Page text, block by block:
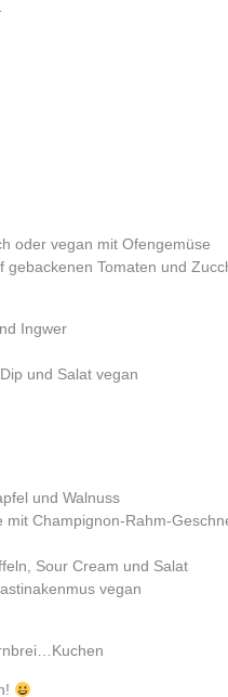
oder vegan mit Ofengemüse
gebackenen Tomaten und
Ingwer
und Salat vegan
und Walnuss
mit Champignon-Rahm-
Sour Cream und Salat
vegan